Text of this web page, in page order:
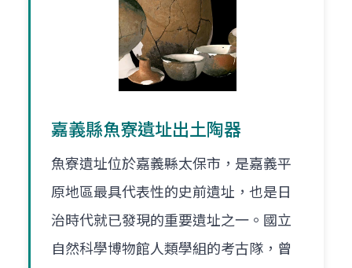
嘉義縣魚寮遺址出土陶器
魚寮遺址位於嘉義縣太保市，是嘉義平
原地區最具代表性的史前遺址，也是日
治時代就已發現的重要遺址之一。國立
自然科學博物館人類學組的考古隊，曾